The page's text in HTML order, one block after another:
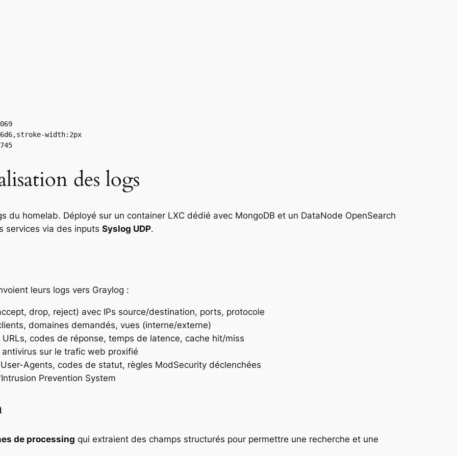
width:2px
des logs
du homelab. Déployé sur un container LXC dédié avec MongoDB et un DataNode OpenSearch
services via des inputs Syslog UDP.
leurs logs vers Graylog :
drop, reject) avec IPs source/destination, ports, protocole
domaines demandés, vues (interne/externe)
codes de réponse, temps de latence, cache hit/miss
sur le trafic web proxifié
Agents, codes de statut, règles ModSecurity déclenchées
Prevention System
de processing qui extraient des champs structurés pour permettre une recherche et une